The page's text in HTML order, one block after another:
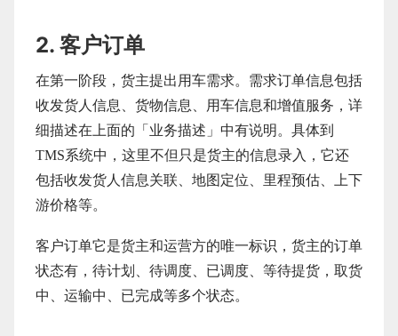
2. 客户订单
在第一阶段，货主提出用车需求。需求订单信息包括
收发货人信息、货物信息、用车信息和增值服务，详
细描述在上面的「业务描述」中有说明。具体到
TMS系统中，这里不但只是货主的信息录入，它还
包括收发货人信息关联、地图定位、里程预估、上下
游价格等。
客户订单它是货主和运营方的唯一标识，货主的订单
状态有，待计划、待调度、已调度、等待提货，取货
中、运输中、已完成等多个状态。